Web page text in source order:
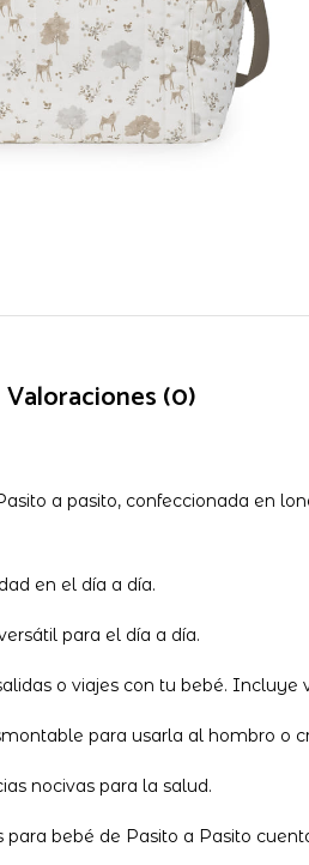
Valoraciones (0)
a pasito, confeccionada en
en el día a día.
para el día a día.
o viajes con tu bebé. Incluye
para usarla al hombro o
nocivas para la salud.
bebé de Pasito a Pasito